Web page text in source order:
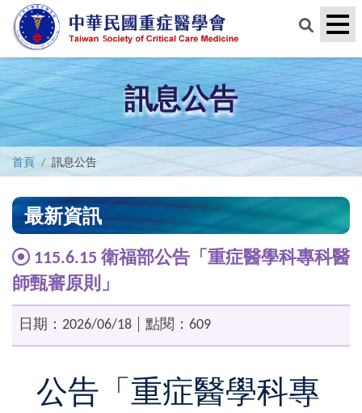
訊息公告
首頁 訊息公告
最新資訊
115.6.15 衛福部公告「重症醫學科專科醫
師甄審原則」
日期：2026/06/18 │ 點閱：609
公告「重症醫學科專